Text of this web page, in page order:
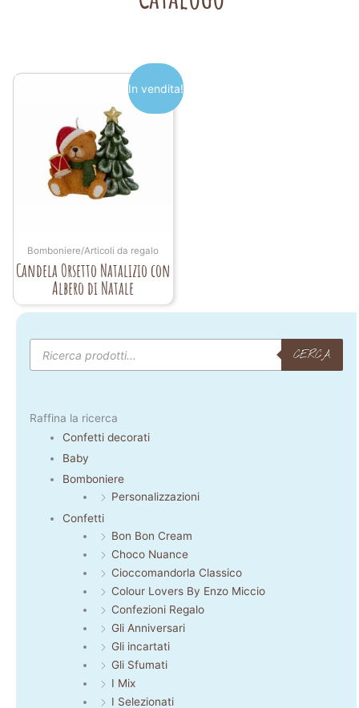
In vendita!
Bomboniere/Articoli da regalo
Candela Orsetto Natalizio con
Albero di Natale
Products
search
CERCA
Raffina la ricerca
Confetti decorati
Baby
Bomboniere
Personalizzazioni
Confetti
Bon Bon Cream
Choco Nuance
Cioccomandorla Classico
Colour Lovers By Enzo Miccio
Confezioni Regalo
Gli Anniversari
Gli incartati
Gli Sfumati
I Mix
I Selezionati